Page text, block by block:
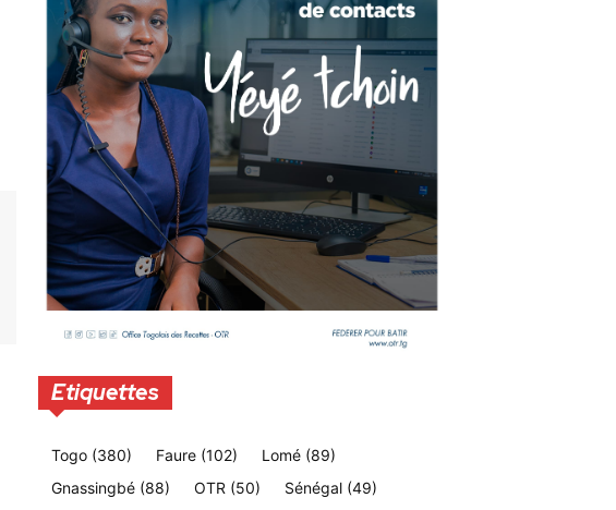
Etiquettes
Togo (380) Faure (102) Lomé (89)
Gnassingbé (88) OTR (50) Sénégal (49)